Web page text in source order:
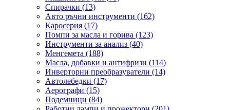
Спирачки (13)
Авто ръчни инструменти (162)
Каросерия (17)
Помпи за масла и горива (123)
Инструменти за анализ (40)
Менгемета (188)
Масла, добавки и антифризи (114)
Инверторни преобразуватели (14)
Автолебедки (17)
Аерографи (15)
Подемници (84)